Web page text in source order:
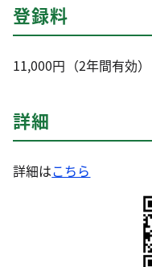
登録料
11,000円（2年間有効）
詳細
詳細はこちら